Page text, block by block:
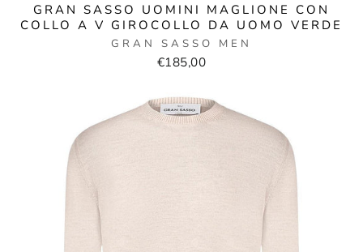
GRAN SASSO UOMINI MAGLIONE CON
COLLO A V GIROCOLLO DA UOMO VERDE
GRAN SASSO MEN
€185,00